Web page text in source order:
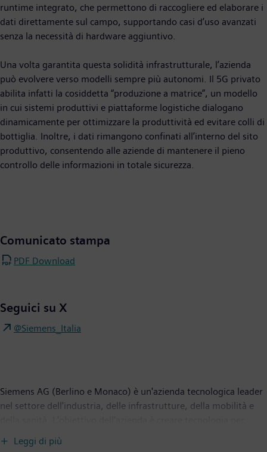
runtime integrato, che permettono di raccogliere ed elaborare i
dati direttamente sul campo, supportando casi d’uso avanzati
senza la necessità di hardware aggiuntivo.
Una volta garantita questa solidità infrastrutturale, l’azienda
può evolvere verso modelli sempre più autonomi. Il 5G privato
abilita infatti la cosiddetta “produzione a matrice”, un modello
in cui sistemi produttivi e piattaforme logistiche dialogano
dinamicamente per ottimizzare la produttività ed evitare colli di
bottiglia. Inoltre, i dati rimangono confinati all’interno del sito
produttivo, consentendo alle aziende di mantenere il pieno
controllo delle informazioni in totale sicurezza.
Comunicato stampa
PDF Download
Seguici su X
@Siemens_Italia
Siemens AG (Berlino e Monaco) è un'azienda tecnologica leader
nel settore dell'industria, delle infrastrutture, della mobilità e
trasformare la vita quotidiana di tutti. Combinando il mondo
reale e quello digitale, Siemens consente ai clienti di accelerare
Leggi di più